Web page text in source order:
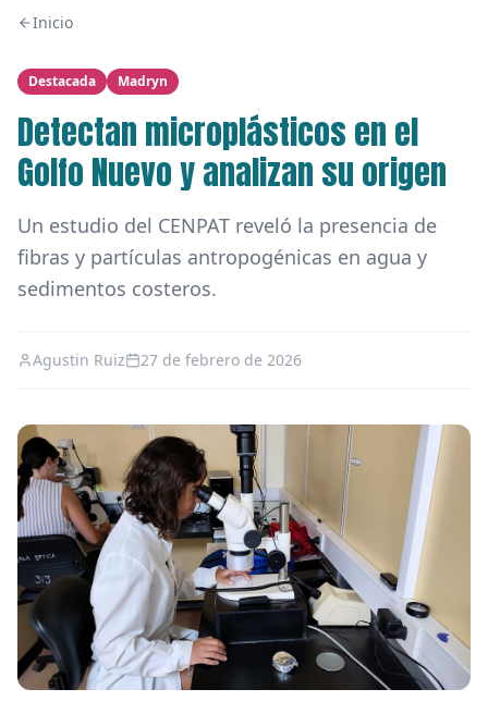
Inicio
Destacada Madryn
Detectan microplásticos en el
Golfo Nuevo y analizan su origen
Un estudio del CENPAT reveló la presencia de
fibras y partículas antropogénicas en agua y
sedimentos costeros.
Agustin Ruiz 27 de febrero de 2026